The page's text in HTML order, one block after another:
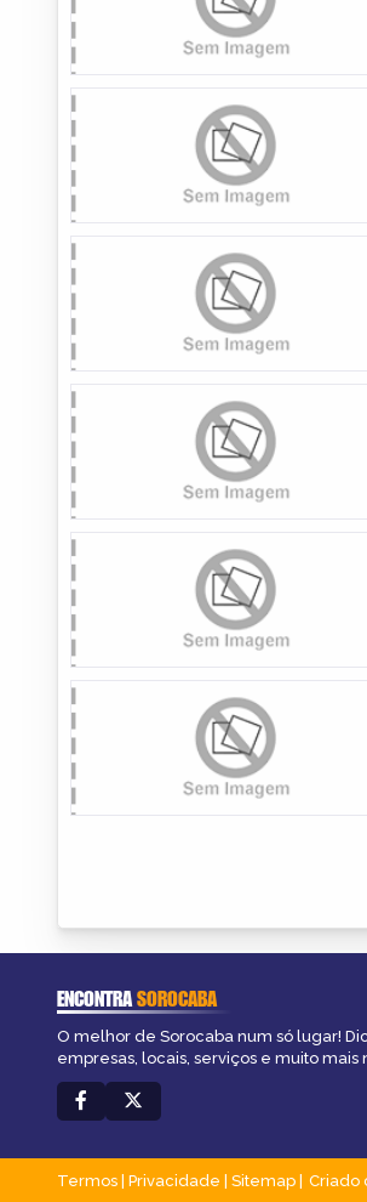
ENCONTRASOROCABA
O melhor de Sorocaba num só lugar!
empresas, locais, serviços e muito mais
Termos | Privacidade | Sitemap Criado